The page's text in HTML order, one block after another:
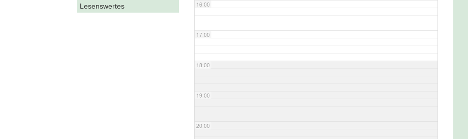
Lesenswertes 16:00
17:00
18:00
19:00
20:00